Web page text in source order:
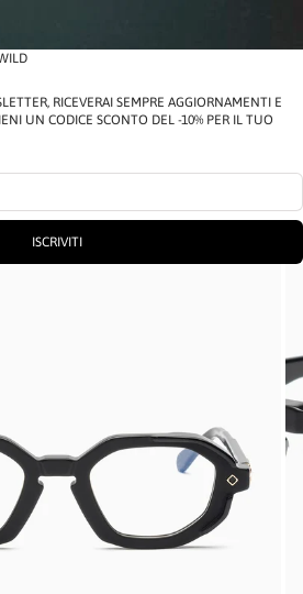
RICEVERAI SEMPRE AGGIORNAMENTI E
UN CODICE SCONTO DEL -10% PER IL TUO
ISCRIVITI